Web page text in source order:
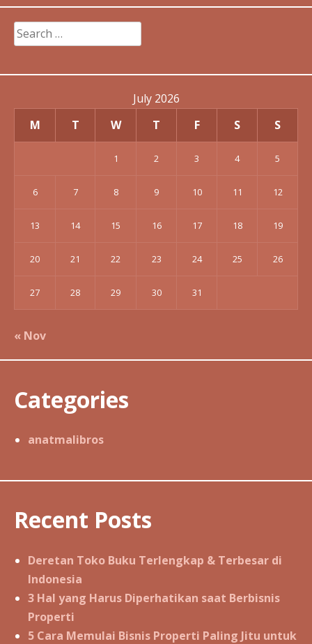
Search
for:
July 2026
M
T W T F S S
1 2 3 4 5
6 7 8 9 10 11 12
13 14 15 16 17 18 19
20 21 22 23 24 25 26
27 28 29 30 31
« Nov
Categories
anatmalibros
Recent Posts
Deretan Toko Buku Terlengkap & Terbesar di
Indonesia
3 Hal yang Harus Diperhatikan saat Berbisnis
Properti
5 Cara Memulai Bisnis Properti Paling Jitu untuk